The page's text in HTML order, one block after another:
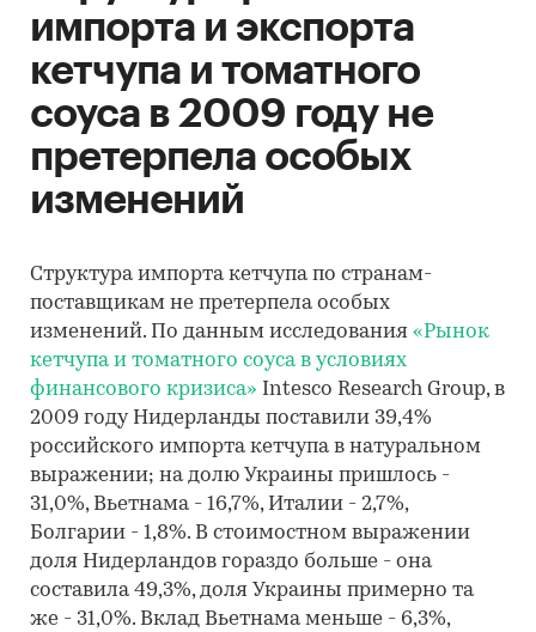
импорта и экспорта
кетчупа и томатного
соуса в 2009 году не
претерпела особых
изменений
Структура импорта кетчупа по странам-
поставщикам не претерпела особых
изменений. По данным исследования «Рынок
кетчупа и томатного соуса в условиях
финансового кризиса» Intesco Research Group, в
2009 году Нидерланды поставили 39,4%
российского импорта кетчупа в натуральном
выражении; на долю Украины пришлось -
31,0%, Вьетнама - 16,7%, Италии - 2,7%,
Болгарии - 1,8%. В стоимостном выражении
доля Нидерландов гораздо больше - она
составила 49,3%, доля Украины примерно та
же - 31,0%. Вклад Вьетнама меньше - 6,3%,